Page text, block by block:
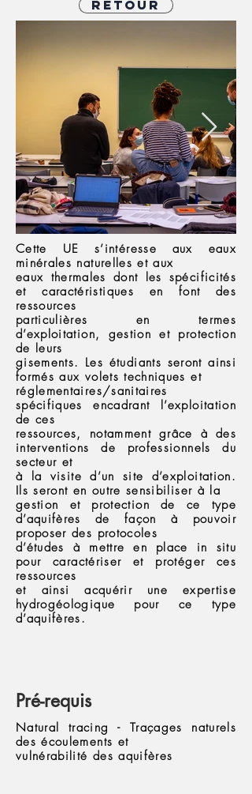
Retour
Cette UE s’intéresse aux eaux
minérales naturelles et aux
eaux thermales dont les spécificités
et caractéristiques en font des
ressources
particulières en termes
d’exploitation, gestion et protection
de leurs
gisements. Les étudiants seront ainsi
formés aux volets techniques et
réglementaires/sanitaires
spécifiques encadrant l’exploitation
de ces
ressources, notamment grâce à des
interventions de professionnels du
secteur et
à la visite d’un site d’exploitation.
Ils seront en outre sensibiliser à la
gestion et protection de ce type
d’aquifères de façon à pouvoir
proposer des protocoles
d’études à mettre en place in situ
pour caractériser et protéger ces
ressources
et ainsi acquérir une expertise
hydrogéologique pour ce type
d’aquifères.
Pré-requis
Natural tracing - Traçages naturels
des écoulements et
vulnérabilité des aquifères